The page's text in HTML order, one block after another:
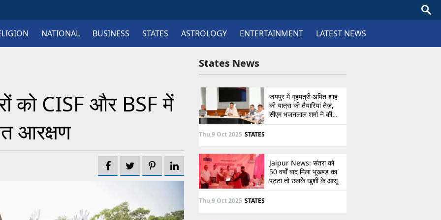
NATIONAL BUSINESS STATES ASTROLOGY ENTERTAINMENT LATEST NEWS
को CISF और BSF में
आरक्षण
States News
जयपुर में गृहमंत्री अमित शाह
की यात्रा की तैयारियां तेज़,
सीएम भजनलाल शर्मा ने की
उच्चस्तरीय बैठक
Thu,9 Oct 2025 STATES
Jaipur News: संतरा को
50 वर्षों बाद मिला भूखण्ड का
पट्टा तो छलके खुशी के आंसू
Thu,9 Oct 2025 STATES